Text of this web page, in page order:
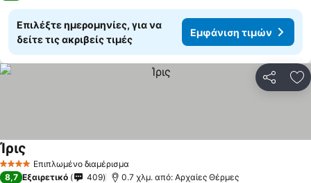
Επιλέξτε ημερομηνίες, για να
δείτε τις ακριβείς τιμές
Εμφάνιση τιμών
4 ΑστέριαΕπιπλωμένο διαμέρισμα
Ίρις
8,7 Εξαιρετικό 409 0.7 χλμ. από: Αρχαίες Θέρμες